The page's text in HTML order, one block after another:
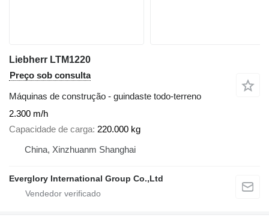
Liebherr LTM1220
Preço sob consulta
Máquinas de construção - guindaste todo-terreno
2.300 m/h
Capacidade de carga 220.000 kg
China, Xinzhuanm Shanghai
Everglory International Group Co.,Ltd